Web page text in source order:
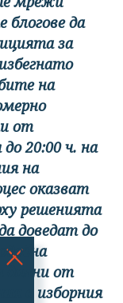
да
за
на
от
до 20:00 ч. на
на
оказват
решенията
доведат до
данни от
в изборния